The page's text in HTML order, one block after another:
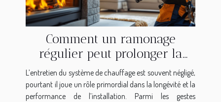
Comment un ramonage
régulier peut prolonger la
durée de vie de votre
installation de chauffage ?
L’entretien du système de chauffage est souvent négligé,
pourtant il joue un rôle primordial dans la longévité et la
performance de l’installation. Parmi les gestes